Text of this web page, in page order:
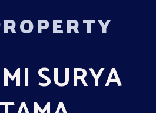
SURYA